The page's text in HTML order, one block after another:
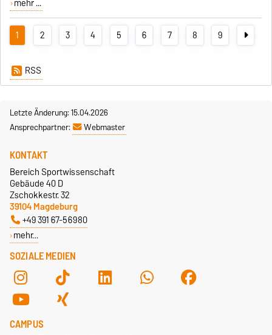
mehr ...
1 2 3 4 5 6 7 8 9
RSS
Letzte Änderung: 15.04.2026
Ansprechpartner:
Webmaster
SOZIALE MEDIEN
KONTAKT
Bereich Sportwissenschaft
Gebäude 40 D
Zschokkestr. 32
39104 Magdeburg
+49 391 67-56980
mehr…
CAMPUS